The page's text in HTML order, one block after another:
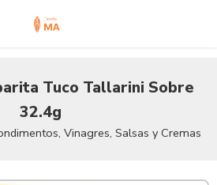
Tuco Tallarini Sobre
32.4g
Vinagres, Salsas y Cremas